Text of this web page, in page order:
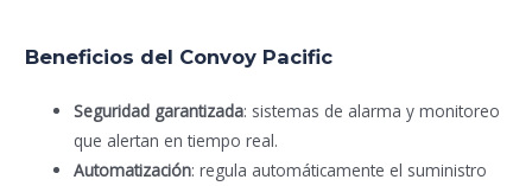
Beneficios del Convoy Pacific
Seguridad garantizada: sistemas de alarma y monitoreo
que alertan en tiempo real.
Automatización: regula automáticamente el suministro